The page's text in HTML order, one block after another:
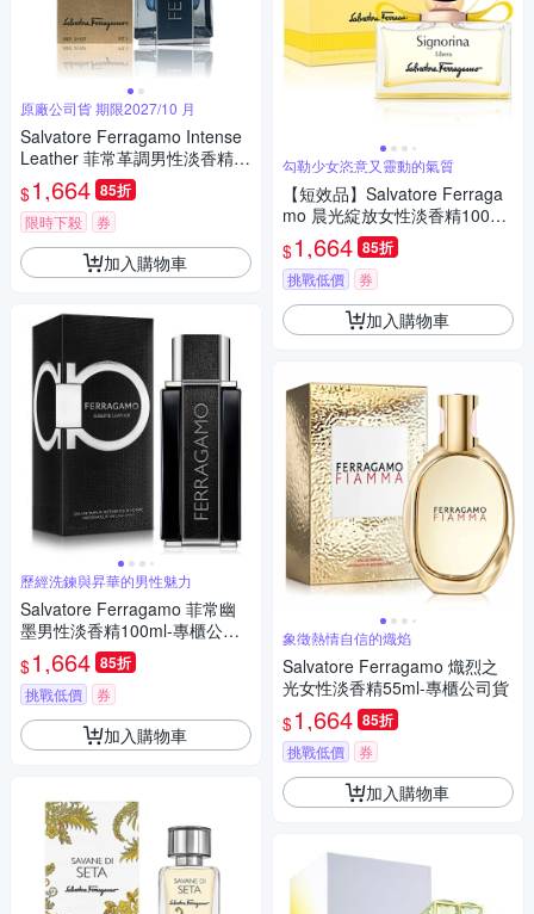
原廠公司貨 期限2027/10 月
Salvatore Ferragamo Intense
Leather 菲常革調男性淡香精 1
00ml 淡香水 Tester 包裝 (原廠
公司貨)
$1,664 85折
限時下殺 券
加入購物車
歷經洗鍊與昇華的男性魅力
Salvatore Ferragamo 菲常幽
墨男性淡香精100ml-專櫃公司
貨
$1,664 85折
挑戰低價 券
加入購物車
勾勒少女恣意又靈動的氣質
【短效品】Salvatore Ferraga
mo 晨光綻放女性淡香精100ml-
專櫃公司貨
$1,664 85折
挑戰低價 券
加入購物車
象徵熱情自信的熾焰
Salvatore Ferragamo 熾烈之
光女性淡香精55ml-專櫃公司貨
$1,664 85折
挑戰低價 券
加入購物車